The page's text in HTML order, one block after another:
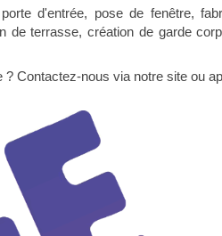
d'entrée, pose de fenêtre,
de terrasse, création de garde
Contactez-nous via notre site ou